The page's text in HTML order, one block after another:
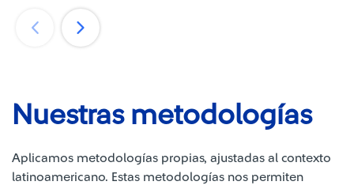
Nuestras metodologías
Aplicamos metodologías propias, ajustadas al contexto
latinoamericano. Estas metodologías nos permiten